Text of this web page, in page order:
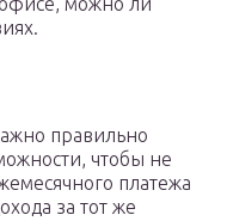
правильно
чтобы не
платежа
за тот же